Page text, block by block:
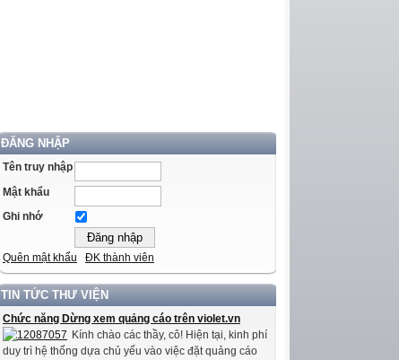
ĐĂNG NHẬP
Tên truy nhập
Mật khẩu
Ghi nhớ
Quên mật khẩu ĐK thành viên
TIN TỨC THƯ VIỆN
Chức năng Dừng xem quảng cáo trên violet.vn
Kính chào các thầy, cô! Hiện tại, kinh phí
duy trì hệ thống dựa chủ yếu vào việc đặt quảng cáo